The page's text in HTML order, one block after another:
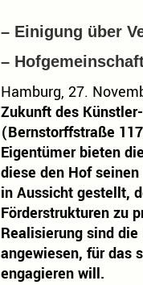
– Einigung über
–
Hamburg, 27.
Zukunft des
(Bernstorffstraße
Eigentümer bieten
diese den Hof
in Aussicht gestellt,
Förderstrukturen zu
Realisierung sind
angewiesen, für das
engagieren will.